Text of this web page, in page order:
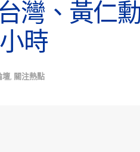
灣、黃仁
時
壇 關注熱點